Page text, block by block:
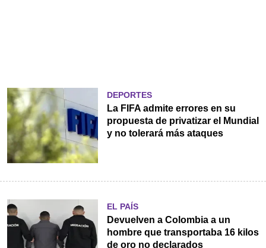
DEPORTES
La FIFA admite errores en su
propuesta de privatizar el Mundial
y no tolerará más ataques
EL PAÍS
Devuelven a Colombia a un
hombre que transportaba 16 kilos
de oro no declarados